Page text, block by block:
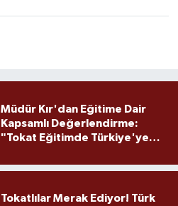
Müdür Kır'dan Eğitime Dair
Kapsamlı Değerlendirme:
"Tokat Eğitimde Türkiye'ye
Tokatlılar Merak Ediyor! Türk